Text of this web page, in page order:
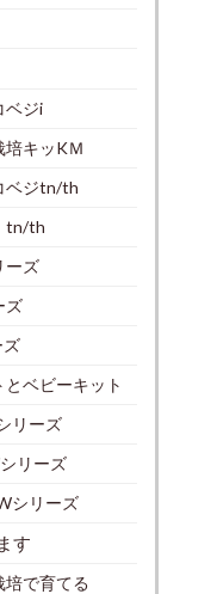
ベジi
培キッKＭ
ベジtn/th
tn/th
ーズ
ズ
ズ
ベビーキット
リーズ
リーズ
シリーズ
す
培で育てる